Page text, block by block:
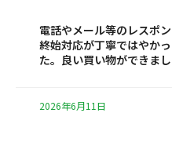
電話やメール等のレスポ
終始対応が丁寧ではやか
た。良い買い物ができま
2026年6月11日